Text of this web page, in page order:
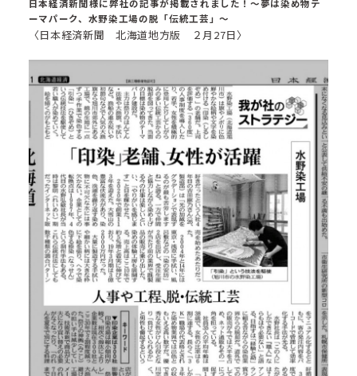
日本経済新聞様に弊社の記事が掲載されました！～夢は染め物テ
ーマパーク、水野染工場の脱「伝統工芸」～
〈日本経済新聞 北海道地方版 ２月27日〉